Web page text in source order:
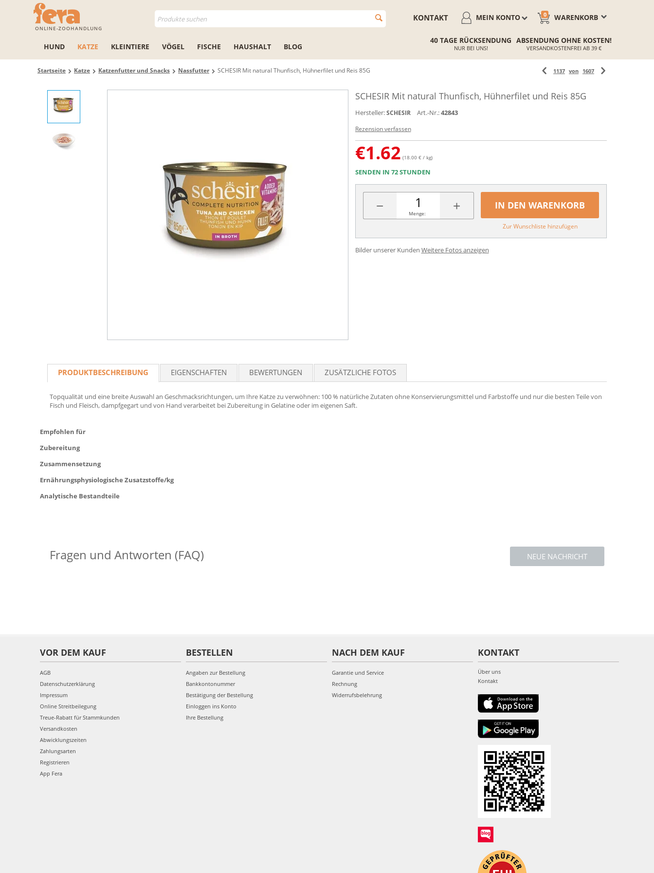
ONLINE-ZOOHANDLUNG
WARENKORB
0
MEIN KONTO
KONTAKT
HUND KATZE KLEINTIERE VÖGEL FISCHE HAUSHALT BLOG
40 TAGE RÜCKSENDUNG
NUR BEI UNS!
ABSENDUNG OHNE KOSTEN!
VERSANDKOSTENFREI AB 39 €
Startseite Katze Katzenfutter und Snacks Nassfutter SCHESIR Mit natural Thunfisch, Hühnerfilet und Reis 85G 1137 von 1607
SCHESIR Mit natural Thunfisch, Hühnerfilet und Reis 85G
Hersteller: SCHESIR Art.-Nr.:42843
Rezension verfassen
€1.62 (18.00 € / kg)
SENDEN IN 72 STUNDEN
− +
Menge:
IN DEN WARENKORB
Zur Wunschliste hinzufügen
Bilder unserer Kunden Weitere Fotos anzeigen
PRODUKTBESCHREIBUNG EIGENSCHAFTEN BEWERTUNGEN ZUSÄTZLICHE FOTOS
Topqualität und eine breite Auswahl an Geschmacksrichtungen, um Ihre Katze zu verwöhnen: 100 % natürliche Zutaten ohne Konservierungsmittel und Farbstoffe und nur die besten Teile von
Fisch und Fleisch, dampfgegart und von Hand verarbeitet bei Zubereitung in Gelatine oder im eigenen Saft.
Empfohlen für
Zubereitung
Zusammensetzung
Ernährungsphysiologische Zusatzstoffe/kg
Analytische Bestandteile
NEUE NACHRICHT
Fragen und Antworten (FAQ)
VOR DEM KAUF
AGB
Datenschutzerklärung
Impressum
Online Streitbeilegung
Treue-Rabatt für Stammkunden
Versandkosten
Abwicklungszeiten
Zahlungsarten
Registrieren
App Fera
BESTELLEN
Angaben zur Bestellung
Bankkontonummer
Bestätigung der Bestellung
Einloggen ins Konto
Ihre Bestellung
NACH DEM KAUF
Garantie und Service
Rechnung
Widerrufsbelehrung
KONTAKT
Über uns
Kontakt